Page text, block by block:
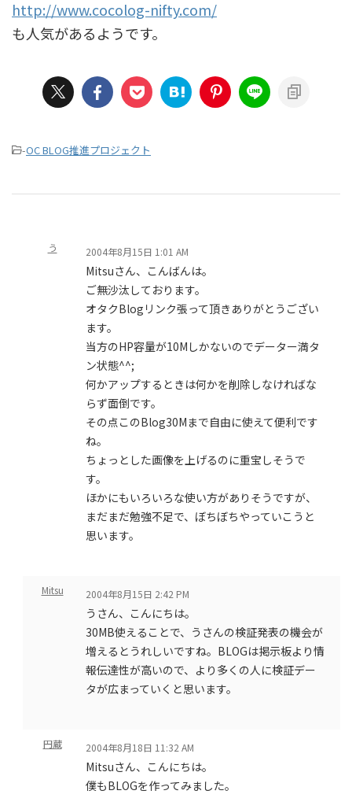
http://www.cocolog-nifty.com/
も人気があるようです。
-OC BLOG推進プロジェクト
う 2004年8月15日 1:01 AM
Mitsuさん、こんばんは。
ご無沙汰しております。
オタクBlogリンク張って頂きありがとうござい
ます。
当方のHP容量が10Mしかないのでデーター満タ
ン状態^^;
何かアップするときは何かを削除しなければな
らず面倒です。
その点このBlog30Mまで自由に使えて便利です
ね。
ちょっとした画像を上げるのに重宝しそうで
す。
ほかにもいろいろな使い方がありそうですが、
まだまだ勉強不足で、ぼちぼちやっていこうと
思います。
Mitsu 2004年8月15日 2:42 PM
うさん、こんにちは。
30MB使えることで、うさんの検証発表の機会が
増えるとうれしいですね。BLOGは掲示板より情
報伝達性が高いので、より多くの人に検証デー
タが広まっていくと思います。
円蔵 2004年8月18日 11:32 AM
Mitsuさん、こんにちは。
僕もBLOGを作ってみました。